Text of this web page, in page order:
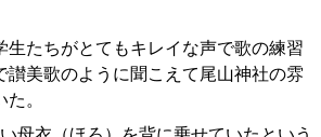
生たちがとてもキレイな声で歌の練習
讃美歌のように聞こえて尾山神社の雰
。